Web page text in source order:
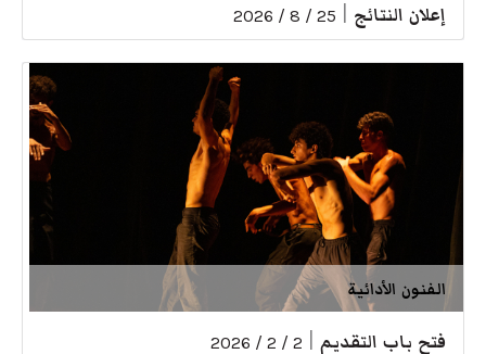
إعلان النتائج 25 / 8 / 2026
الفنون الأدائية
فتح باب التقديم 2 / 2 / 2026